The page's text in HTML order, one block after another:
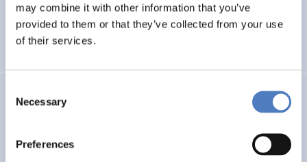
may combine it with other information that you’ve
provided to them or that they’ve collected from your use
of their services.
Selection
Necessary
Preferences
Innovative Technik- und Strukturentwicklungen in der
Weiterbildung durch Telematikanwendungen – I.T.S.I.T.
GV 95
Ausstellung im Rathaus